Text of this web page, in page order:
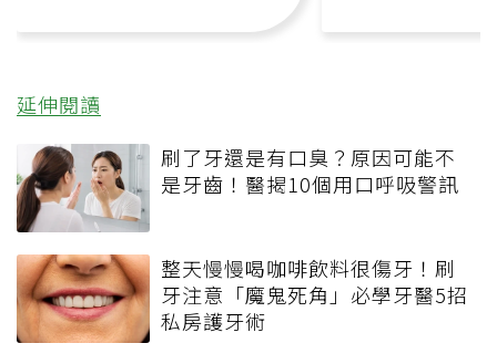
延伸閱讀
刷了牙還是有口臭？原因可能不
是牙齒！醫揭10個用口呼吸警訊
整天慢慢喝咖啡飲料很傷牙！刷
牙注意「魔鬼死角」必學牙醫5招
私房護牙術